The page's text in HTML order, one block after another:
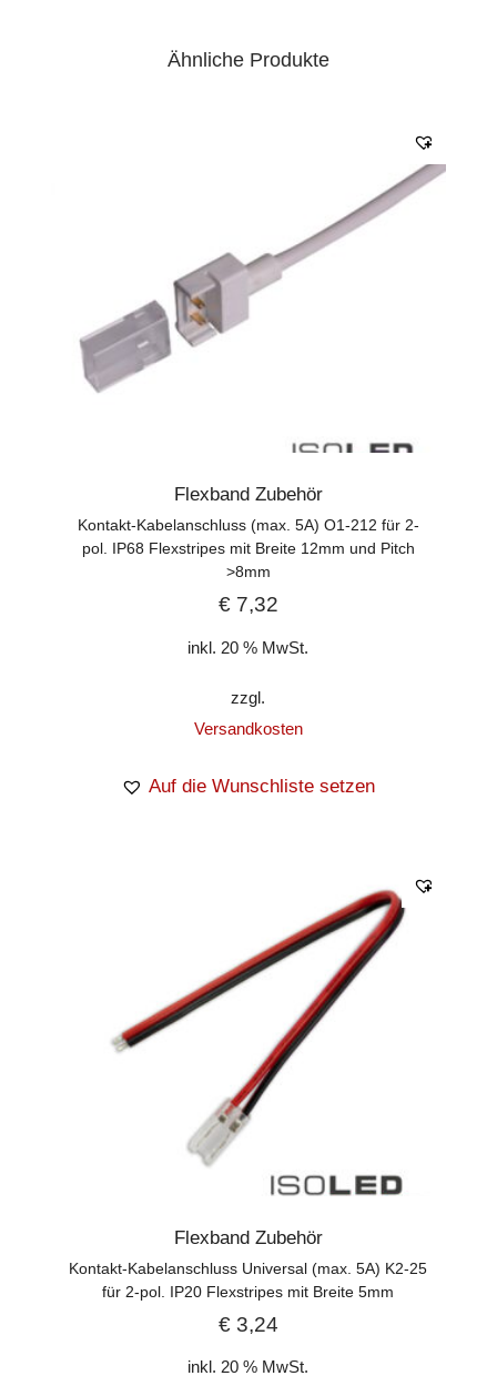
Ähnliche Produkte
Flexband Zubehör
Kontakt-Kabelanschluss (max. 5A) O1-212 für 2-
pol. IP68 Flexstripes mit Breite 12mm und Pitch
>8mm
€7,32
inkl. 20 % MwSt.
zzgl.
Versandkosten
Auf die Wunschliste setzen
Flexband Zubehör
Kontakt-Kabelanschluss Universal (max. 5A) K2-25
für 2-pol. IP20 Flexstripes mit Breite 5mm
€3,24
inkl. 20 % MwSt.